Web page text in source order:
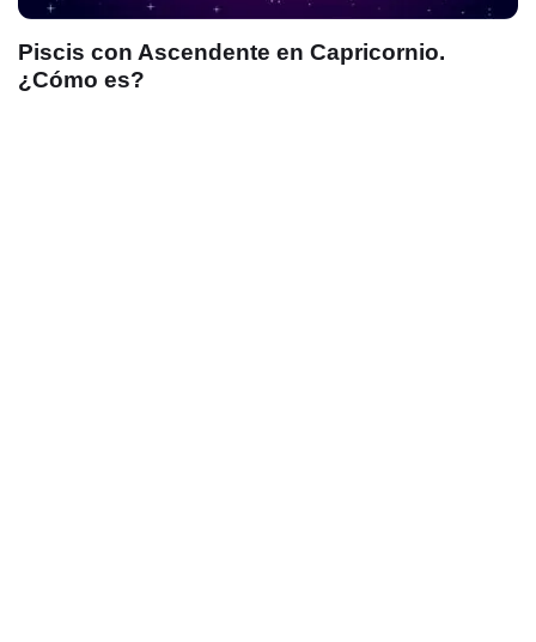
Piscis con Ascendente en Capricornio.
¿Cómo es?